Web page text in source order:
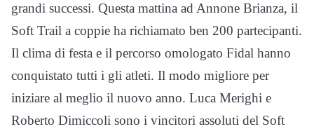
grandi successi. Questa mattina ad Annone Brianza, il
Soft Trail a coppie ha richiamato ben 200 partecipanti.
Il clima di festa e il percorso omologato Fidal hanno
conquistato tutti i gli atleti. Il modo migliore per
iniziare al meglio il nuovo anno. Luca Merighi e
Roberto Dimiccoli sono i vincitori assoluti del Soft